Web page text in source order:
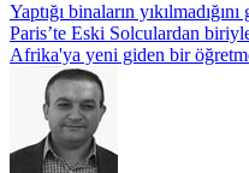
Yaptığı binaların
Paris’te Eski Solculardan
Afrika'ya yeni giden bir